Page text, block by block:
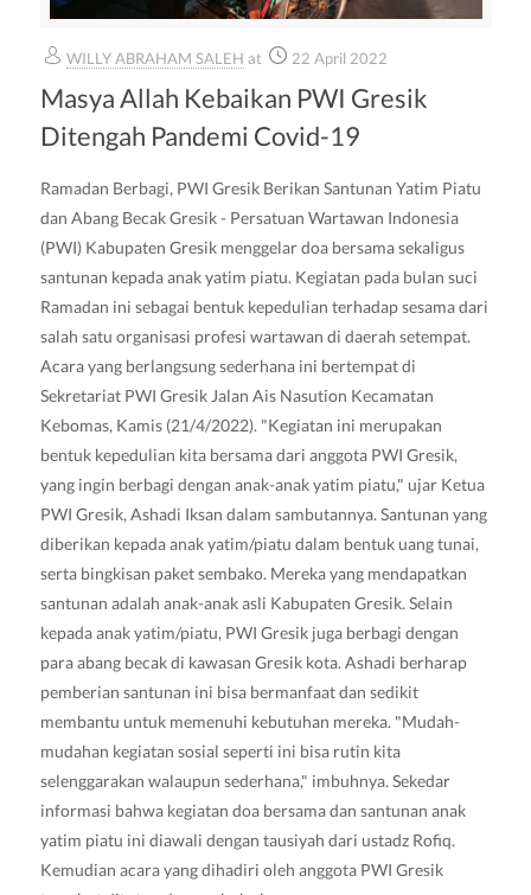
WILLY ABRAHAM SALEH at 22 April 2022
Masya Allah Kebaikan PWI Gresik
Ditengah Pandemi Covid-19
Ramadan Berbagi, PWI Gresik Berikan Santunan Yatim Piatu
dan Abang Becak Gresik - Persatuan Wartawan Indonesia
(PWI) Kabupaten Gresik menggelar doa bersama sekaligus
santunan kepada anak yatim piatu. Kegiatan pada bulan suci
Ramadan ini sebagai bentuk kepedulian terhadap sesama dari
salah satu organisasi profesi wartawan di daerah setempat.
Acara yang berlangsung sederhana ini bertempat di
Sekretariat PWI Gresik Jalan Ais Nasution Kecamatan
Kebomas, Kamis (21/4/2022). "Kegiatan ini merupakan
bentuk kepedulian kita bersama dari anggota PWI Gresik,
yang ingin berbagi dengan anak-anak yatim piatu," ujar Ketua
PWI Gresik, Ashadi Iksan dalam sambutannya. Santunan yang
diberikan kepada anak yatim/piatu dalam bentuk uang tunai,
serta bingkisan paket sembako. Mereka yang mendapatkan
santunan adalah anak-anak asli Kabupaten Gresik. Selain
kepada anak yatim/piatu, PWI Gresik juga berbagi dengan
para abang becak di kawasan Gresik kota. Ashadi berharap
pemberian santunan ini bisa bermanfaat dan sedikit
membantu untuk memenuhi kebutuhan mereka. "Mudah-
mudahan kegiatan sosial seperti ini bisa rutin kita
selenggarakan walaupun sederhana," imbuhnya. Sekedar
informasi bahwa kegiatan doa bersama dan santunan anak
yatim piatu ini diawali dengan tausiyah dari ustadz Rofiq.
Kemudian acara yang dihadiri oleh anggota PWI Gresik